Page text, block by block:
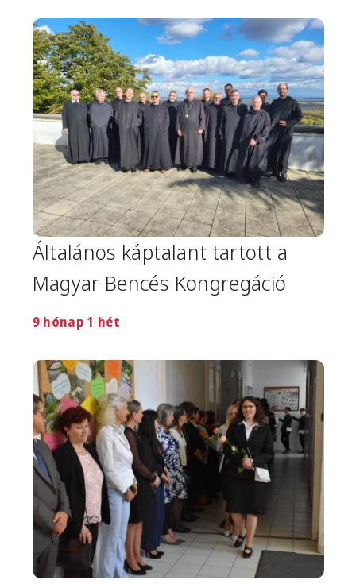
Image
Általános káptalant tartott a
Magyar Bencés Kongregáció
9 hónap 1 hét
Image